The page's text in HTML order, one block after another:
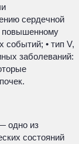
сердечной
повышенному
событий; • тип V,
заболеваний:
одно из
состояний